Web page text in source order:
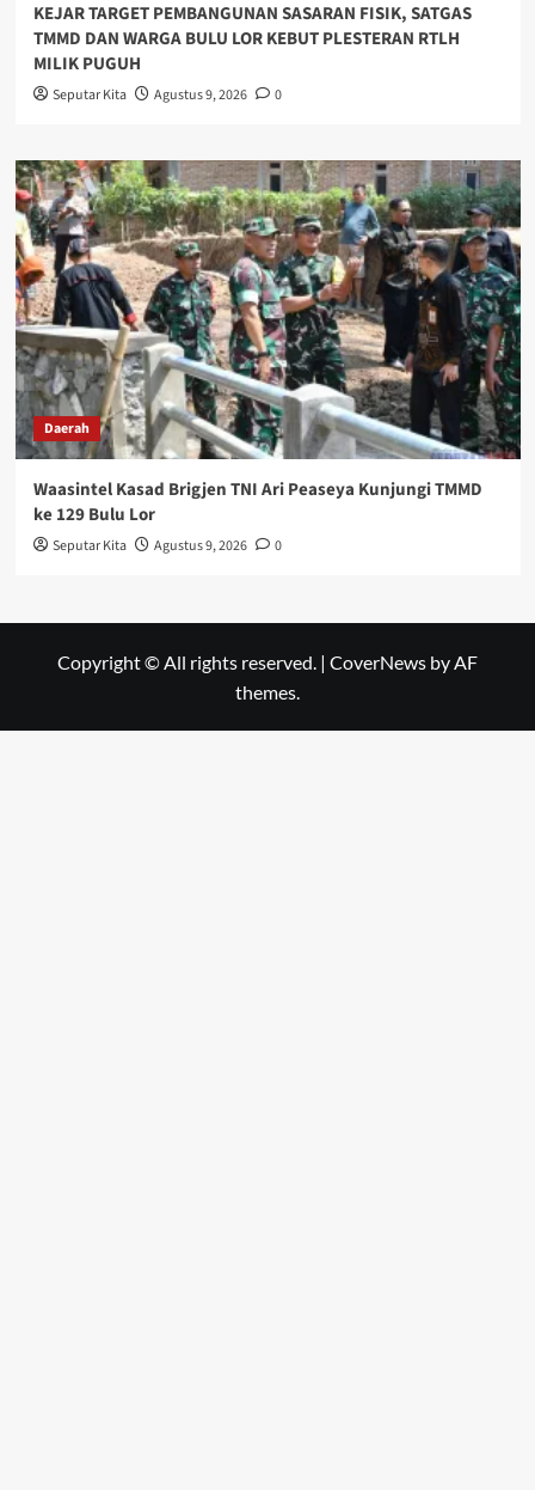
KEJAR TARGET PEMBANGUNAN SASARAN FISIK, SATGAS
TMMD DAN WARGA BULU LOR KEBUT PLESTERAN RTLH
MILIK PUGUH
Seputar Kita Agustus 9, 2026 0
Daerah
Waasintel Kasad Brigjen TNI Ari Peaseya Kunjungi TMMD
ke 129 Bulu Lor
Seputar Kita Agustus 9, 2026 0
Copyright © All rights reserved. | CoverNews by AF
themes.